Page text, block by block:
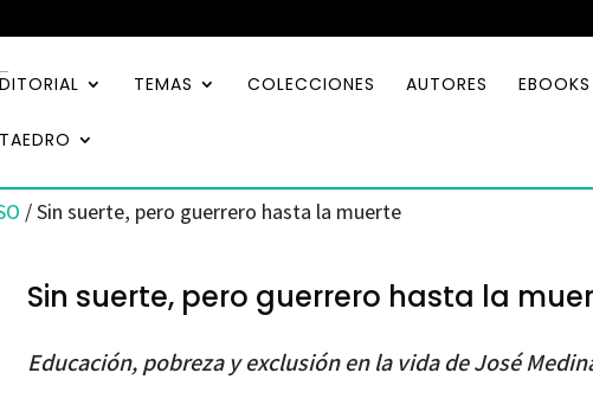
TEMAS COLECCIONES AUTORES EBOOKS
/ Sin suerte, pero guerrero hasta la muerte
Sin suerte, pero guerrero hasta la
Educación, pobreza y exclusión en la vida de José